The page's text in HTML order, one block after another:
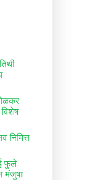
विशेष
निमित्त
फुले
मंजुषा